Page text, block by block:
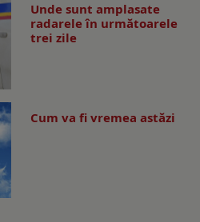
Unde sunt amplasate
radarele în următoarele
trei zile
Cum va fi vremea astăzi